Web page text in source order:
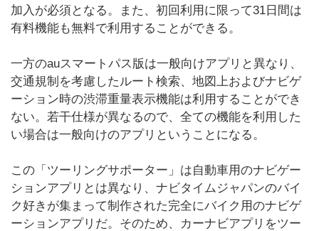
加入が必須となる。また、初回利用に限って31日間は
有料機能も無料で利用することができる。
一方のauスマートパス版は一般向けアプリと異なり、
交通規制を考慮したルート検索、地図上およびナビゲ
ーション時の渋滞重量表示機能は利用することができ
ない。若干仕様が異なるので、全ての機能を利用した
い場合は一般向けのアプリということになる。
この「ツーリングサポーター」は自動車用のナビゲー
ションアプリとは異なり、ナビタイムジャパンのバイ
ク好きが集まって制作された完全にバイク用のナビゲ
ーションアプリだ。そのため、カーナビアプリをツー